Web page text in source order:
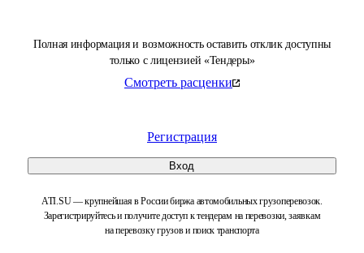
Полная информация и возможность оставить отклик доступны
только с лицензией «Тендеры»
Смотреть расценки
Регистрация
Вход
ATI.SU — крупнейшая в России биржа автомобильных грузоперевозок.
Зарегистрируйтесь и получите доступ к тендерам на перевозки, заявкам
на перевозку грузов и поиск транспорта